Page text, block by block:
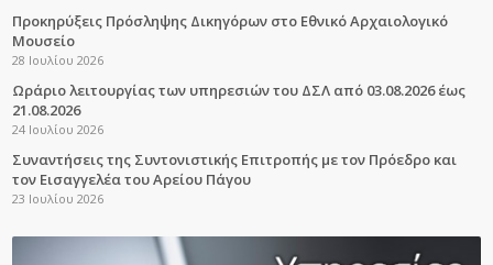
Προκηρύξεις Πρόσληψης Δικηγόρων στο Εθνικό Αρχαιολογικό
Μουσείο
28 Ιουλίου 2026
Ωράριο λειτουργίας των υπηρεσιών του ΔΣΛ από 03.08.2026 έως
21.08.2026
24 Ιουλίου 2026
Συναντήσεις της Συντονιστικής Επιτροπής με τον Πρόεδρο και
τον Εισαγγελέα του Αρείου Πάγου
23 Ιουλίου 2026